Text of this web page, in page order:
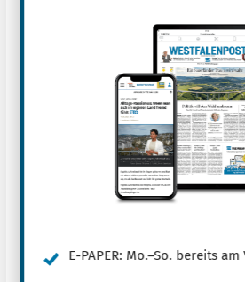
E-PAPER: Mo.–So. bereits